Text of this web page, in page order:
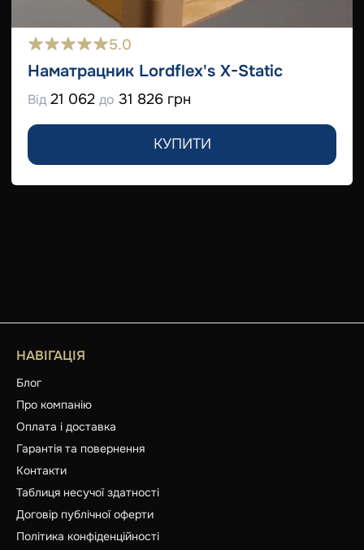
5.0
Наматрацник Lordflex's Х-Static
Від 21 062 до 31 826 грн
КУПИТИ
НАВІГАЦІЯ
Блог
Про компанію
Оплата і доставка
Гарантія та повернення
Контакти
Таблиця несучої здатності
Договір публічної оферти
Політика конфіденційності